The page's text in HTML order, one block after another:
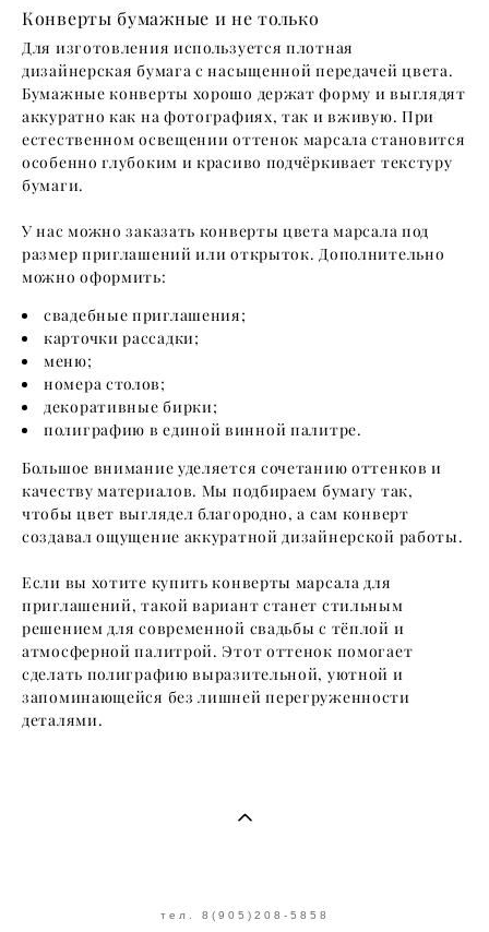
Конверты бумажные и не только
Для изготовления используется плотная
дизайнерская бумага с насыщенной передачей цвета.
Бумажные конверты хорошо держат форму и выглядят
аккуратно как на фотографиях, так и вживую. При
естественном освещении оттенок марсала становится
особенно глубоким и красиво подчёркивает текстуру
бумаги.
У нас можно заказать конверты цвета марсала под
размер приглашений или открыток. Дополнительно
можно оформить:
свадебные приглашения;
карточки рассадки;
меню;
номера столов;
декоративные бирки;
полиграфию в единой винной палитре.
Большое внимание уделяется сочетанию оттенков и
качеству материалов. Мы подбираем бумагу так,
чтобы цвет выглядел благородно, а сам конверт
создавал ощущение аккуратной дизайнерской работы.
Если вы хотите купить конверты марсала для
приглашений, такой вариант станет стильным
решением для современной свадьбы с тёплой и
атмосферной палитрой. Этот оттенок помогает
сделать полиграфию выразительной, уютной и
запоминающейся без лишней перегруженности
деталями.
тел. 8(905)208-5858